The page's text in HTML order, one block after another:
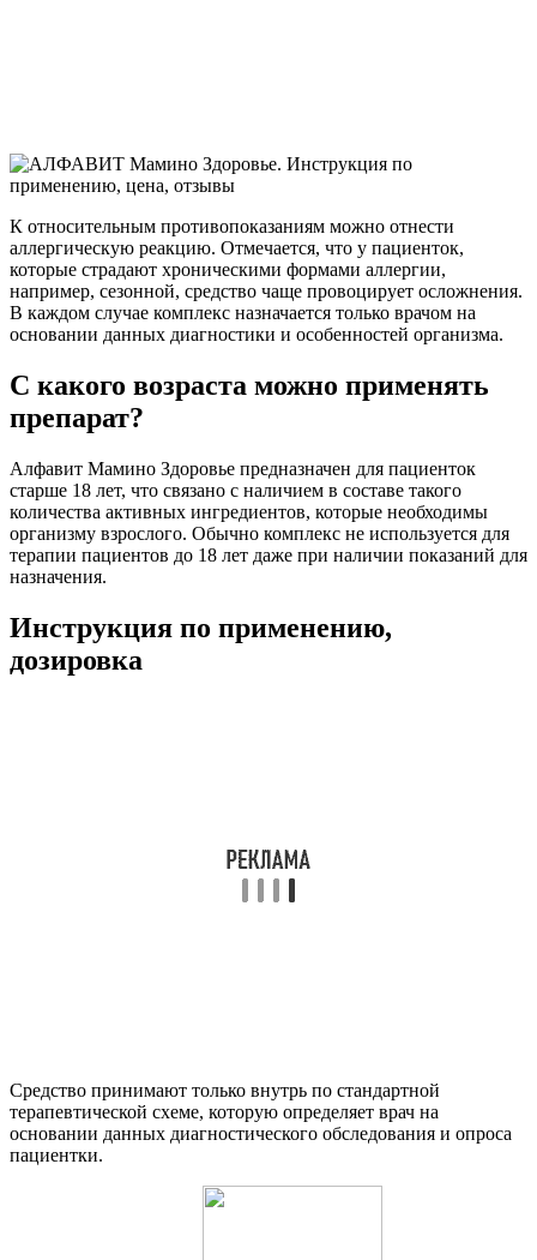
К относительным противопоказаниям можно отнести
аллергическую реакцию. Отмечается, что у пациенток,
которые страдают хроническими формами аллергии,
например, сезонной, средство чаще провоцирует осложнения.
В каждом случае комплекс назначается только врачом на
основании данных диагностики и особенностей организма.
С какого возраста можно применять
препарат?
Алфавит Мамино Здоровье предназначен для пациенток
старше 18 лет, что связано с наличием в составе такого
количества активных ингредиентов, которые необходимы
организму взрослого. Обычно комплекс не используется для
терапии пациентов до 18 лет даже при наличии показаний для
назначения.
Инструкция по применению,
дозировка
Средство принимают только внутрь по стандартной
терапевтической схеме, которую определяет врач на
основании данных диагностического обследования и опроса
пациентки.